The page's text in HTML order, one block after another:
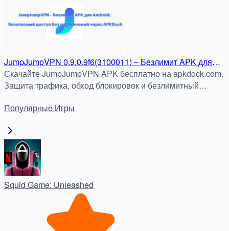
JumpJumpVPN 0.9.0.9f6(3100011) – Безлимит APK для
Android: быстрый и безопасный доступ без ограничений
через APKDock
Скачайте JumpJumpVPN APK бесплатно на apkdock.com.
Защита трафика, обход блокировок и безлимитный
Популярные Игры
Squid Game: Unleashed